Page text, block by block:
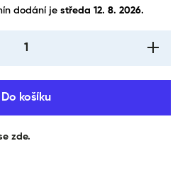
dodání je středa 12. 8. 2026.
I18n
Do košíku
zde.